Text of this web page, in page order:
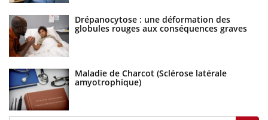
Drépanocytose : une déformation des
globules rouges aux conséquences graves
Maladie de Charcot (Sclérose latérale
amyotrophique)